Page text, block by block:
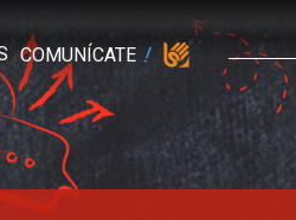
COMUNÍCATE